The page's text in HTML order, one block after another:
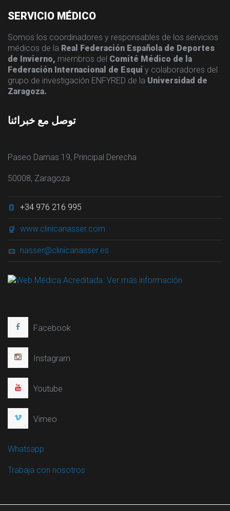
SERVICIO MÉDICO
Somos los coordinadores y responsables de los servicios
médicos de la Real Federación Española de Deportes
de Invierno, miembros del Comité Médico de la
Federación Internacional de Esquí y colaboradores del
grupo de investigación ENFYRED de la Universidad de
Zaragoza.
توصل مع خبرائنا
Paseo Damas 19, Principal Derecha
50008, Zaragoza
+34 976 216 995
www.clinicanasser.com
nasser@clinicanasser.es
Facebook
Instagram
Youtube
Vimeo
Whatsapp
Trabaja con nosotros